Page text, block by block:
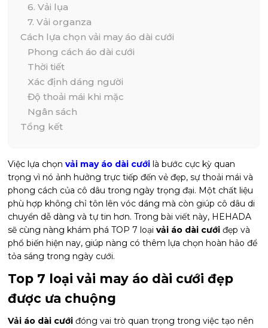
6. Vải lụa
7. Vải organza
Cách lựa chọn vải may áo dài cưới
Phong cách áo dài cưới
Thời tiết
Xác định dáng người
Độ thoải mái khi mặc
Ngân sách
Tổng kết
Việc lựa chọn vải may áo dài cưới là bước cực kỳ quan
trọng vì nó ảnh hưởng trực tiếp đến vẻ đẹp, sự thoải mái và
phong cách của cô dâu trong ngày trọng đại. Một chất liệu
phù hợp không chỉ tôn lên vóc dáng mà còn giúp cô dâu di
chuyển dễ dàng và tự tin hơn. Trong bài viết này, HEHADA
sẽ cùng nàng khám phá TOP 7 loạivải áo dài cướiđẹp và
phổ biến hiện nay, giúp nàng có thêm lựa chọn hoàn hảo để
tỏa sáng trong ngày cưới.
Top 7 loại vải may áo dài cưới đẹp
được ưa chuộng
Vải áo dài cưới đóng vai trò quan trọng trong việc tạo nên